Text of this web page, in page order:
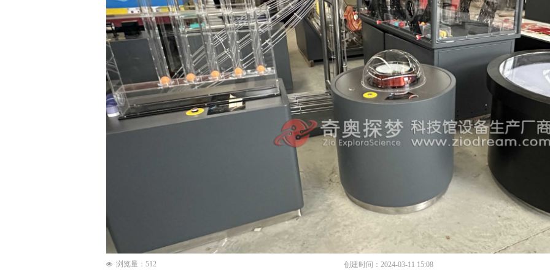
넶 浏览量： 512 创建时间： 2024-03-11 15:08